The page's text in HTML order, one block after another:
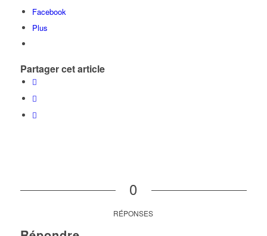
Facebook
Plus
Partager cet article
0
RÉPONSES